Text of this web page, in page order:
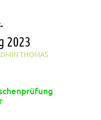
2023
THOMAS